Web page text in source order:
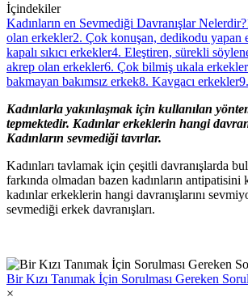
İçindekiler
Kadınların en Sevmediği Davranışlar Nelerdir?
olan erkekler2. Çok konuşan, dedikodu yapan
kapalı sıkıcı erkekler4. Eleştiren, sürekli
akrep olan erkekler6. Çok bilmiş ukala erkekler
bakmayan bakımsız erkek8. Kavgacı erkekler
Kadınlarla yakınlaşmak için kullanılan
tepmektedir. Kadınlar erkeklerin hangi
Kadınların sevmediği tavırlar.
Kadınları tavlamak için çeşitli davranışlarda
farkında olmadan bazen kadınların antipatisini
kadınlar erkeklerin hangi davranışlarını
sevmediği erkek davranışları.
Bir Kızı Tanımak İçin Sorulması Gereken
×